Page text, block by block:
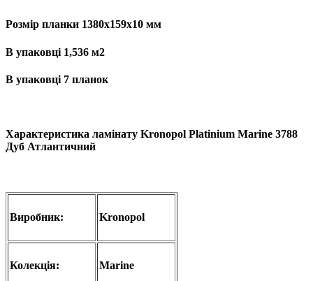
Розмір планки 1380х159х10 мм
В упаковці 1,536 м2
В упаковці 7 планок
Характеристика ламінату Kronopol Platinium Marine 3788
Дуб Атлантичний
Виробник: Kronopol
Колекція: Marine